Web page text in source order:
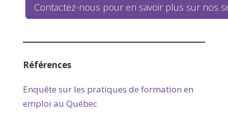
Contactez-nous pour en savoir plus sur nos
Références
Enquête sur les pratiques de formation en
emploi au Québec